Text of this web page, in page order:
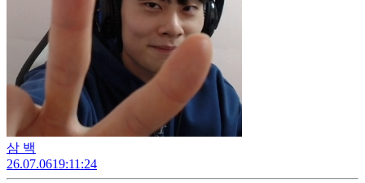
삼 백
26.07.0619:11:24